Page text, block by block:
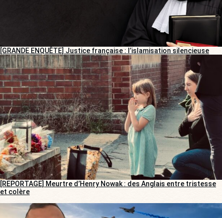
[GRANDE ENQUÊTE] Justice française : l’islamisation silencieuse
[REPORTAGE] Meurtre d’Henry Nowak : des Anglais entre tristesse
et colère